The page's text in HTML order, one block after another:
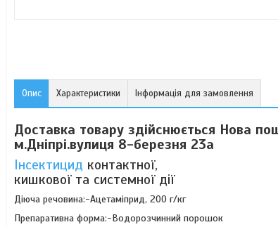
Опис Характеристики Інформація для замовлення
Доставка товару здійснюється Нова
м.Дніпрі.вулиця 8-березня 23а
Інсектицид контактної,
кишкової та системної дії
Діюча речовина:-Ацетаміприд, 200 г/кг
Препаративна форма:-Водорозчинний порошок